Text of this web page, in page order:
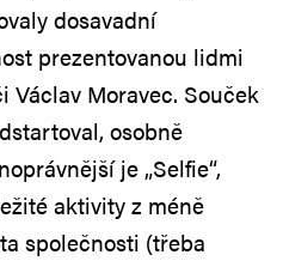
dosavadní
prezentovanou lidmi
Václav Moravec. Souček
osobně
je „Selfie“,
aktivity z méně
společnosti (třeba